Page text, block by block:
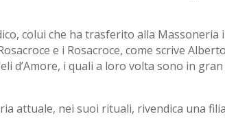
colui che ha trasferito alla Massoneria
e i Rosacroce, come scrive
d’Amore, i quali a loro volta sono in
attuale, nei suoi rituali, rivendica una